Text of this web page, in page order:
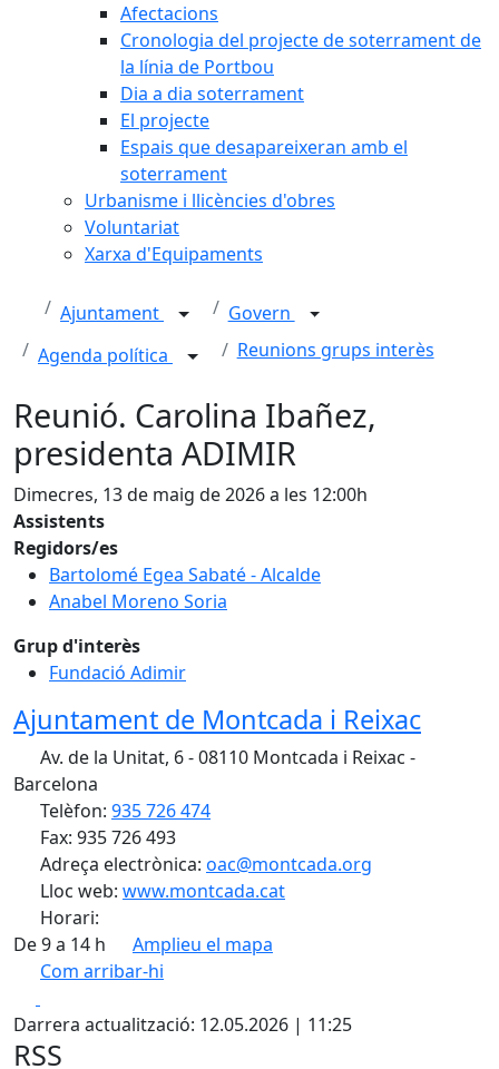
Afectacions
Cronologia del projecte de soterrament de
la línia de Portbou
Dia a dia soterrament
El projecte
Espais que desapareixeran amb el
soterrament
Urbanisme i llicències d'obres
Voluntariat
Xarxa d'Equipaments
Ajuntament
Govern
Agenda política
Reunions grups interès
Reunió. Carolina Ibañez,
presidenta ADIMIR
Dimecres, 13 de maig de 2026 a les 12:00h
Assistents
Regidors/es
Bartolomé Egea Sabaté - Alcalde
Anabel Moreno Soria
Grup d'interès
Fundació Adimir
Ajuntament de Montcada i Reixac
Av. de la Unitat, 6 - 08110 Montcada i Reixac -
Barcelona
Telèfon: 935 726 474
Fax: 935 726 493
Adreça electrònica: oac@montcada.org
Lloc web: www.montcada.cat
Horari:
De 9 a 14 h
Amplieu el mapa
Com arribar-hi
+
−
Darrera actualització: 12.05.2026 | 11:25
RSS